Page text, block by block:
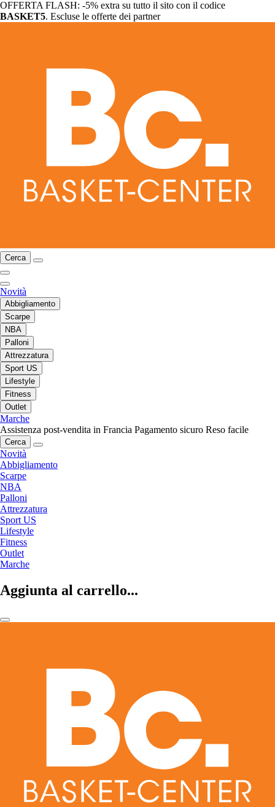
OFFERTA FLASH: -5% extra su tutto il sito con il codice
BASKET5. Escluse le offerte dei partner
Cerca
Novità
Abbigliamento
Scarpe
NBA
Palloni
Attrezzatura
Sport US
Lifestyle
Fitness
Outlet
Marche
Assistenza post-vendita in Francia Pagamento sicuro Reso facile
Cerca
Novità
Abbigliamento
Scarpe
NBA
Palloni
Attrezzatura
Sport US
Lifestyle
Fitness
Outlet
Marche
Aggiunta al carrello...